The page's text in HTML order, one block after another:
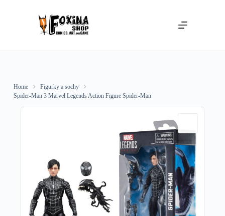
Home
Figurky a sochy
Spider-Man 3 Marvel Legends Action Figure Spider-Man